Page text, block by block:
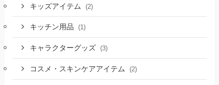
キッズアイテム (2)
キッチン用品 (1)
キャラクターグッズ (3)
コスメ・スキンケアアイテム (2)